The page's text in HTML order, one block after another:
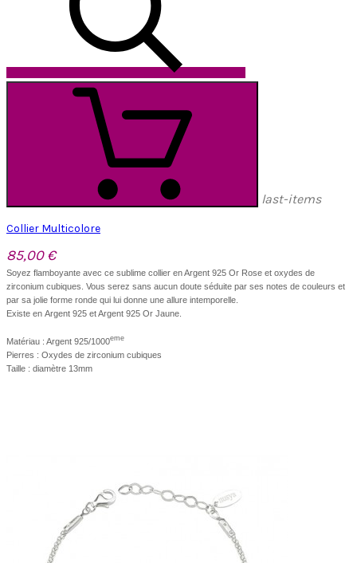
last-items
Collier Multicolore
85,00 €
Soyez flamboyante avec ce sublime collier en Argent 925 Or Rose et oxydes de
zirconium cubiques. Vous serez sans aucun doute séduite par ses notes de couleurs et
par sa jolie forme ronde qui lui donne une allure intemporelle.
Existe en Argent 925 et Argent 925 Or Jaune.
Matériau : Argent 925/1000eme
Pierres : Oxydes de zirconium cubiques
Taille : diamètre 13mm